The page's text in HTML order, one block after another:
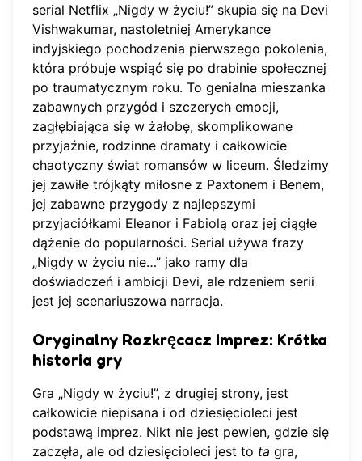
serial Netflix „Nigdy w życiu!” skupia się na Devi
Vishwakumar, nastoletniej Amerykance
indyjskiego pochodzenia pierwszego pokolenia,
która próbuje wspiąć się po drabinie społecznej
po traumatycznym roku. To genialna mieszanka
zabawnych przygód i szczerych emocji,
zagłębiająca się w żałobę, skomplikowane
przyjaźnie, rodzinne dramaty i całkowicie
chaotyczny świat romansów w liceum. Śledzimy
jej zawiłe trójkąty miłosne z Paxtonem i Benem,
jej zabawne przygody z najlepszymi
przyjaciółkami Eleanor i Fabiolą oraz jej ciągłe
dążenie do popularności. Serial używa frazy
„Nigdy w życiu nie…” jako ramy dla
doświadczeń i ambicji Devi, ale rdzeniem serii
jest jej scenariuszowa narracja.
Oryginalny Rozkręcacz Imprez: Krótka
historia gry
Gra „Nigdy w życiu!”, z drugiej strony, jest
całkowicie niepisana i od dziesięcioleci jest
podstawą imprez. Nikt nie jest pewien, gdzie się
zaczęła, ale od dziesięcioleci jest to ta gra,